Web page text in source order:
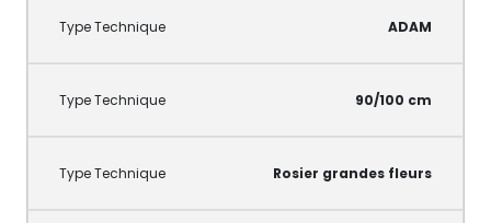
ADAM
90/100 cm
Rosier grandes fleurs